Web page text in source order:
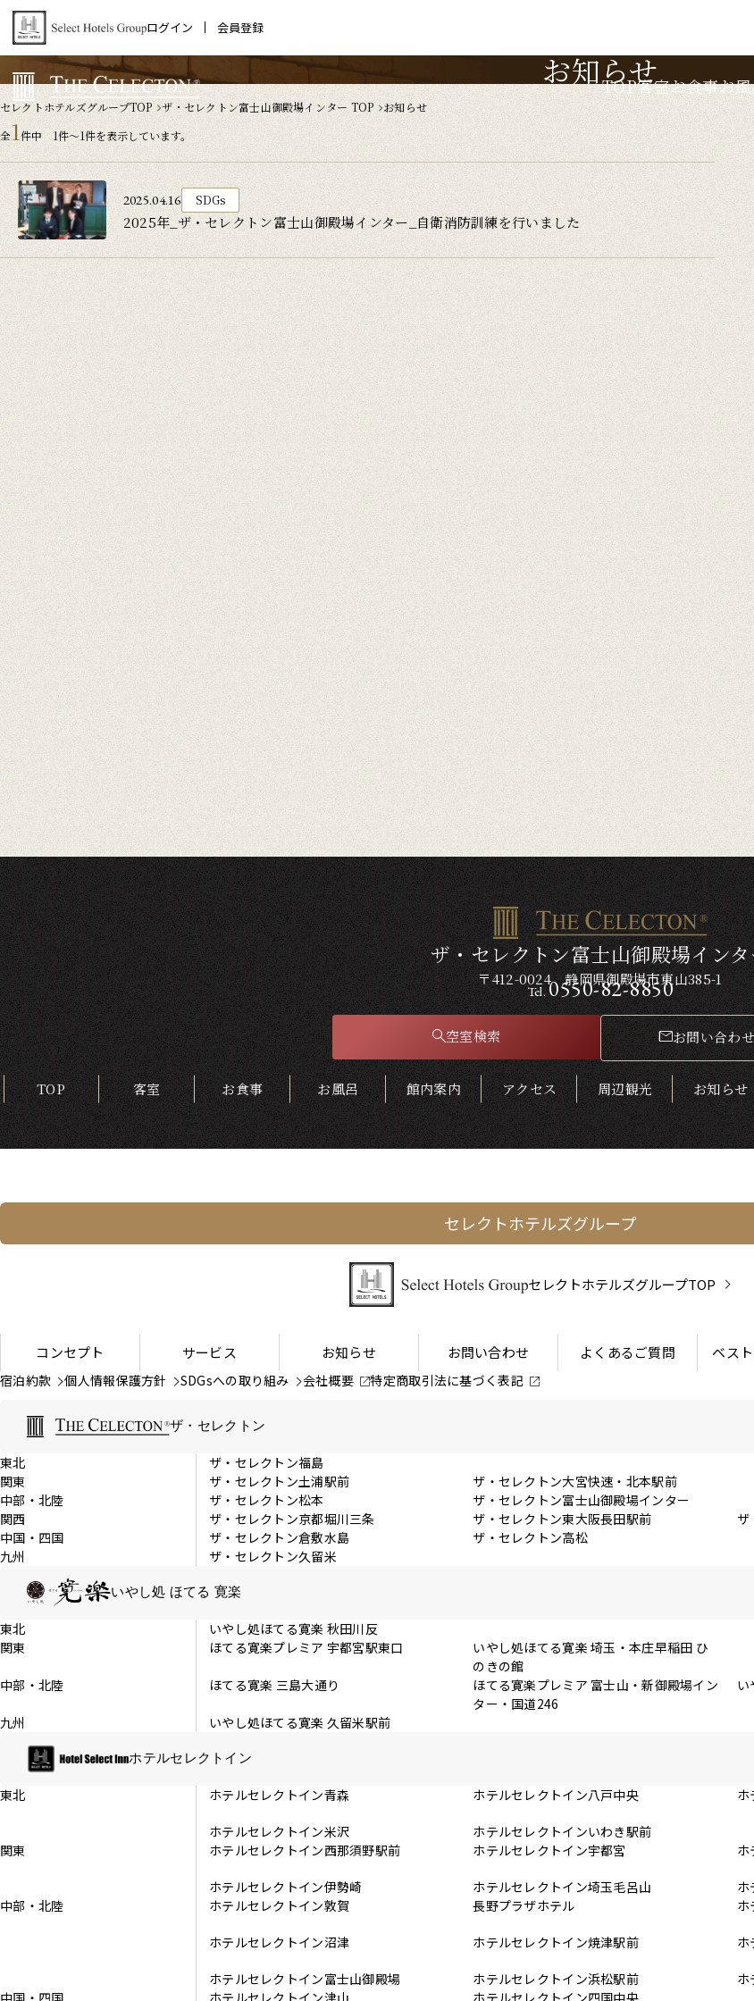
ログイン 会員登録
TOP客室お食事お
お知らせ
セレクトホテルズグループTOP ザ・セレクトン富士山御殿場インター TOP
お知らせ
全1件中 1件～1件を表示しています。
2025.04.16 SDGs
2025年_ザ・セレクトン富士山御殿場インター_自衛消防訓練を行いました
ザ・セレクトン富士山御殿場インタ
〒412-0024 静岡県御殿場市東山385-1
Tel.0550-82-8850
空室検索 お問い合わ
TOP 客室 お食事 お風呂 館内案内 アクセス 周辺観光 お知らせ
セレクトホテルズグループ
セレクトホテルズグループTOP
コンセプト サービス お知らせ お問い合わせ よくあるご質問 ベス
宿泊約款 個人情報保護方針 SDGsへの取り組み 会社概要 特定商取引法に基づく表記
ザ・セレクトン
東北
ザ・セレクトン福島
関東
ザ・セレクトン土浦駅前
ザ・セレクトン大宮快速・北本駅前
中部・北陸
ザ・セレクトン松本
ザ・セレクトン富士山御殿場インター
関西
ザ・セレクトン京都堀川三条 ザ・セレクトン東大阪長田駅前
ザ
中国・四国
ザ・セレクトン倉敷水島
ザ・セレクトン高松
九州
ザ・セレクトン久留米
いやし処 ほてる 寛楽
東北
いやし処ほてる寛楽 秋田川反
関東
ほてる寛楽プレミア 宇都宮駅東口
いやし処ほてる寛楽 埼玉・本庄早稲田 ひ
のきの館
中部・北陸
ほてる寛楽 三島大通り
ほてる寛楽プレミア 富士山・新御殿場イン
ター・国道246
い
九州 いやし処ほてる寛楽 久留米駅前
ホテルセレクトイン
東北 ホテルセレクトイン青森 ホテルセレクトイン八戸中央 ホ
ホテルセレクトイン米沢
ホテルセレクトインいわき駅前
関東
ホテルセレクトイン西那須野駅前 ホテルセレクトイン宇都宮 ホ
ホテルセレクトイン伊勢崎 ホテルセレクトイン埼玉毛呂山
ホ
中部・北陸
ホテルセレクトイン敦賀 長野プラザホテル ホ
ホテルセレクトイン沼津 ホテルセレクトイン焼津駅前 ホ
ホテルセレクトイン富士山御殿場 ホテルセレクトイン浜松駅前
ホ
中国・四国
ホテルセレクトイン津山 ホテルセレクトイン四国中央